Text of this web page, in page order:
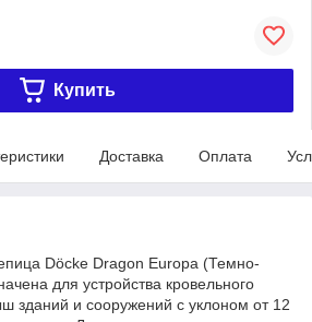
Купить
Доставка Оплата
Döcke Dragon Europa (Темно-
для устройства кровельного
зданий и сооружений с уклоном от 12